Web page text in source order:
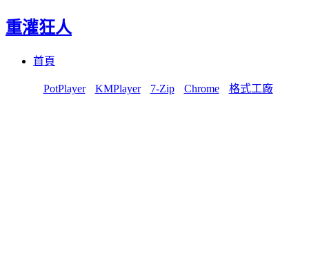
重灌狂人
首頁
PotPlayer KMPlayer 7-Zip Chrome 格式工廠